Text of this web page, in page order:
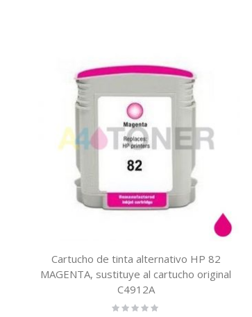
Cartucho de tinta alternativo HP 82
MAGENTA, sustituye al cartucho original
C4912A
Rating: